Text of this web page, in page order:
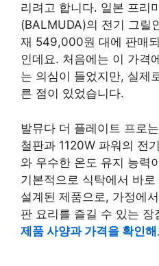
리려고 합니다. 일본 프리
(BALMUDA)의 전기 그릴
재 549,000원 대에 판매
인데요. 처음에는 이 가격
는 의심이 들었지만, 실제
른 점이 있었습니다.
발뮤다 더 플레이트 프로
철판과 1120W 파워의 전
와 우수한 온도 유지 능력
기본적으로 식탁에서 바
설계된 제품으로, 가정에
판 요리를 즐길 수 있는 장
제품 사양과 가격을 확인